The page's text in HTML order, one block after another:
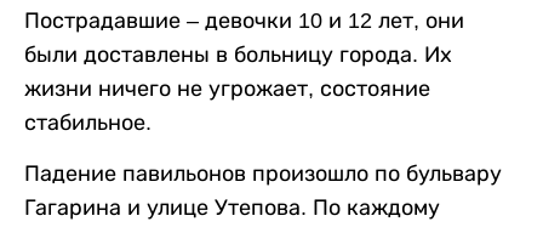
Пострадавшие – девочки 10 и 12 лет, они
были доставлены в больницу города. Их
жизни ничего не угрожает, состояние
стабильное.
Падение павильонов произошло по бульвару
Гагарина и улице Утепова. По каждому